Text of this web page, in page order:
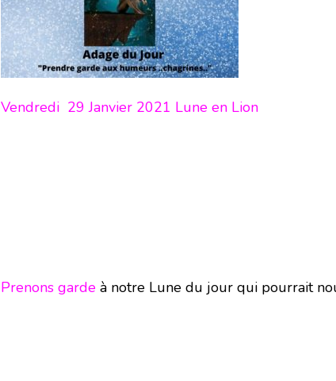
Vendredi 29 Janvier 2021 Lune en Lion
Prenons garde à notre Lune du jour qui pourrait